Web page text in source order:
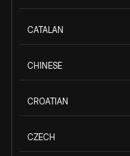
CATALAN
CHINESE
CROATIAN
CZECH